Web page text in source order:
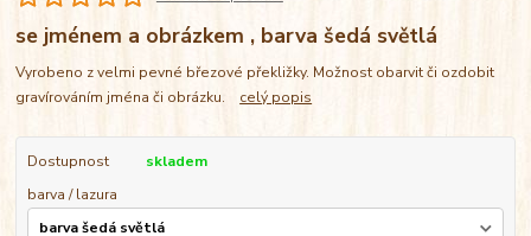
se jménem a obrázkem , barva šedá světlá
Vyrobeno z velmi pevné březové překližky. Možnost obarvit či ozdobit
gravírováním jména či obrázku. celý popis
Dostupnost
skladem
barva / lazura